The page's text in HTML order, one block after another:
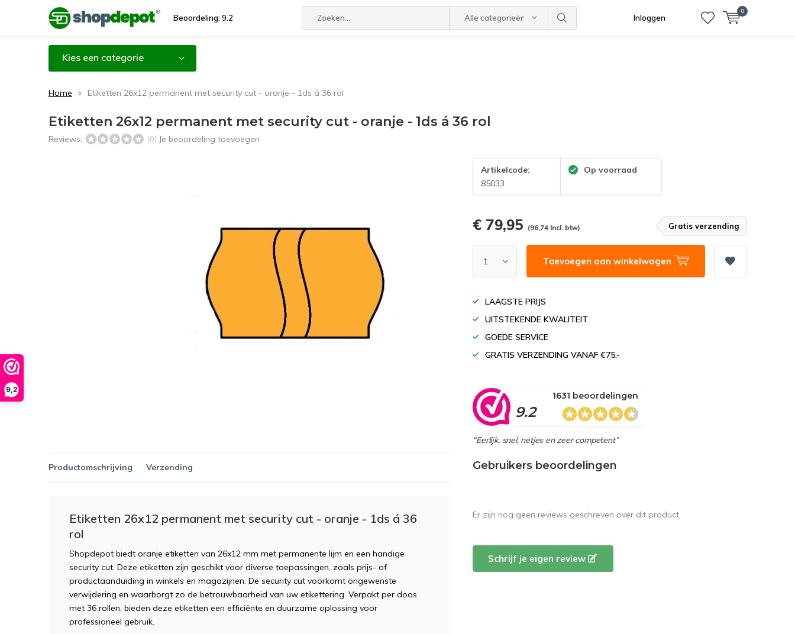
9,2
Beoordeling: 9.2 Alle categorieën Inloggen
0
Kies een categorie
Home Etiketten 26x12 permanent met security cut - oranje - 1ds á 36 rol
Etiketten 26x12 permanent met security cut - oranje - 1ds á 36 rol
Reviews: (0) Je beoordeling toevoegen
Artikelcode:
85033
Op voorraad
€ 79,95 (96,74 Incl. btw) Gratis verzending
Toevoegen aan winkelwagen
LAAGSTE PRIJS
UITSTEKENDE KWALITEIT
GOEDE SERVICE
GRATIS VERZENDING VANAF €75,-
9.2
1631 beoordelingen
“Eerlijk, snel, netjes en zeer competent”
Productomschrijving Verzending
Etiketten 26x12 permanent met security cut - oranje - 1ds á 36
rol
Shopdepot biedt oranje etiketten van 26x12 mm met permanente lijm en een handige
security cut. Deze etiketten zijn geschikt voor diverse toepassingen, zoals prijs- of
productaanduiding in winkels en magazijnen. De security cut voorkomt ongewenste
verwijdering en waarborgt zo de betrouwbaarheid van uw etikettering. Verpakt per doos
met 36 rollen, bieden deze etiketten een efficiënte en duurzame oplossing voor
professioneel gebruik.
Gebruikers beoordelingen
Er zijn nog geen reviews geschreven over dit product.
Schrijf je eigen review